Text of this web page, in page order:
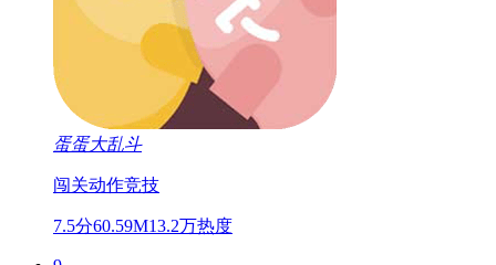
蛋蛋大乱斗
闯关动作竞技
7.5分60.59M13.2万热度